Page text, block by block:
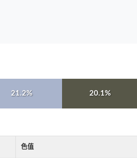
21.2% 20.1%
色值